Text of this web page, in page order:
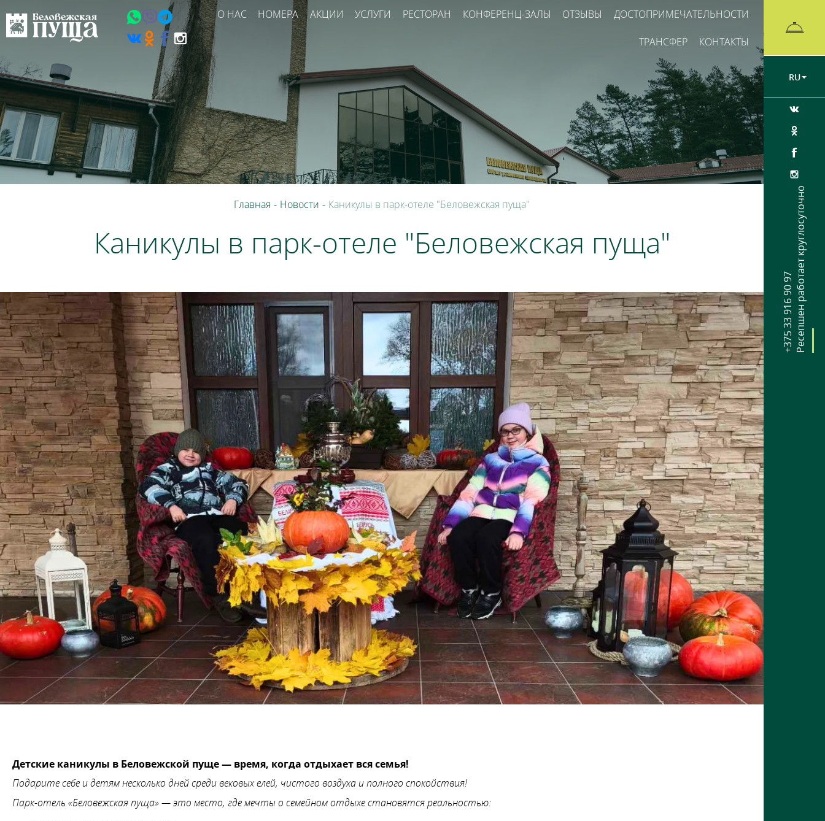
RU
+375 33 916 90 97Ресепшен работает круглосуточно
О НАС НОМЕРА АКЦИИ УСЛУГИ РЕСТОРАН КОНФЕРЕНЦ-ЗАЛЫ ОТЗЫВЫ ДОСТОПРИМЕЧАТЕЛЬНОСТИ
ТРАНСФЕР КОНТАКТЫ
Главная - Новости - Каникулы в парк-отеле "Беловежская пуща"
Каникулы в парк-отеле "Беловежская пуща"
Детские каникулы в Беловежской пуще — время, когда отдыхает вся семья!
Подарите себе и детям несколько дней среди вековых елей, чистого воздуха и полного спокойствия!
Парк-отель «Беловежская пуща» — это место, где мечты о семейном отдыхе становятся реальностью: